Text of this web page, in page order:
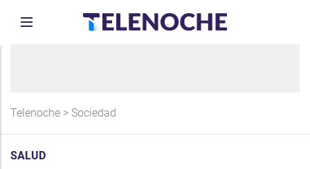
Telenoche > Sociedad
SALUD